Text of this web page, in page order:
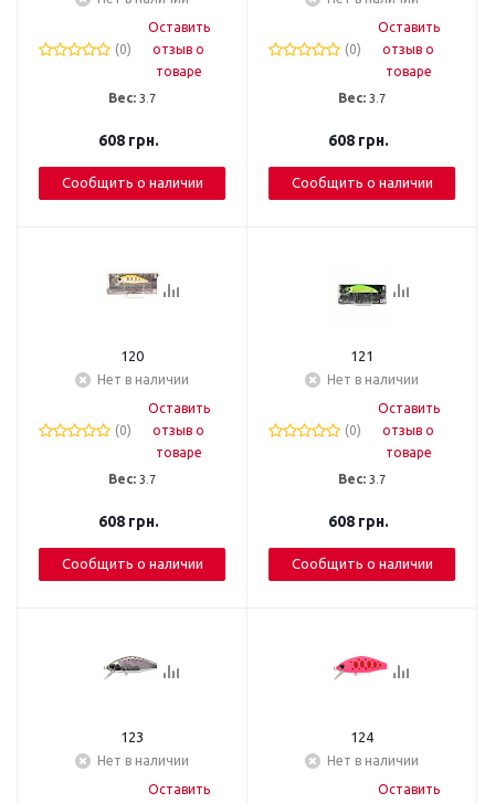
(0)
Оставить
отзыв о
товаре
Вес: 3.7
608грн.
Сообщить о наличии
(0)
Оставить
отзыв о
товаре
Вес: 3.7
608грн.
Сообщить о наличии
120
Нет в наличии
(0)
Оставить
отзыв о
товаре
Вес: 3.7
608грн.
Сообщить о наличии
121
Нет в наличии
(0)
Оставить
отзыв о
товаре
Вес: 3.7
608грн.
Сообщить о наличии
123
Нет в наличии
Оставить
124
Нет в наличии
Оставить